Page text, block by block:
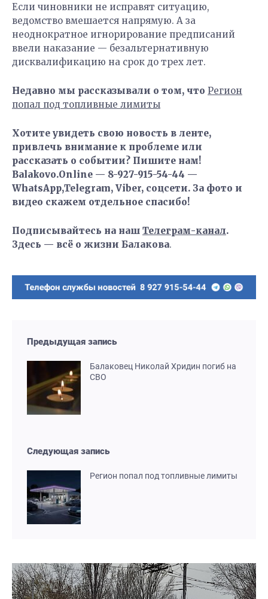
Если чиновники не исправят ситуацию,
ведомство вмешается напрямую. А за
неоднократное игнорирование предписаний
ввели наказание — безальтернативную
дисквалификацию на срок до трех лет.
Недавно мы рассказывали о том, что Регион
попал под топливные лимиты
Хотите увидеть свою новость в ленте,
привлечь внимание к проблеме или
рассказать о событии? Пишите нам!
Balakovo.Online — 8-927-915-54-44 —
WhatsApp,Telegram, Viber, соцсети. За фото и
видео скажем отдельное спасибо!
Подписывайтесь на наш Телеграм-канал.
Здесь — всё о жизни Балакова.
Предыдущая запись
Балаковец Николай Хридин погиб на
СВО
Следующая запись
Регион попал под топливные лимиты